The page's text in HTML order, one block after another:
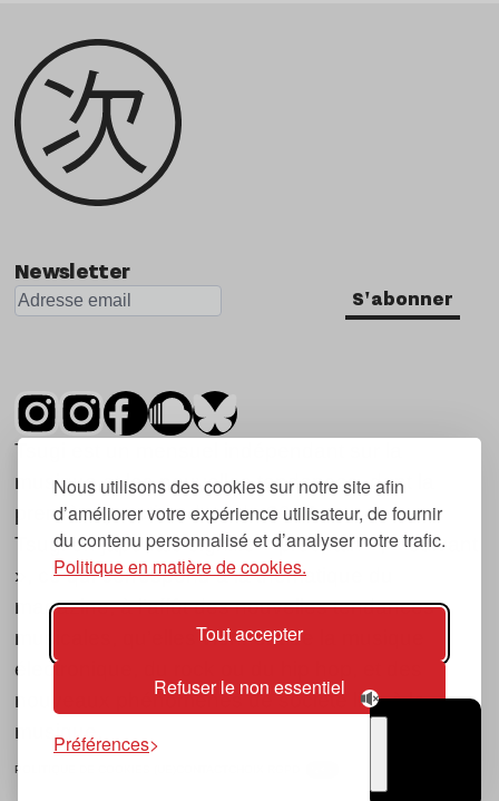
Nous utilisons des cookies sur notre site afin
d’améliorer votre expérience utilisateur, de fournir
du contenu personnalisé et d’analyser notre trafic.
Politique en matière de cookies.
Tout accepter
Refuser le non essentiel
Préférences
Newsletter
S'abonner
Tsugi est un mensuel indépendant sur la
musique et les nouvelles tendances, dont la
première parution date de 2007.
Tsugi en japonais signifie « prochain », « suivant
», ce qui correspond à la thématique du
magazine, à l’affût des nouvelles tendances
musicales, qu’elles viennent de la musique
électronique, du rock ou du hip hop, et des
nouveaux phénomènes de société liés à la
musique.
POLITIQUE DE COOKIES (UE)